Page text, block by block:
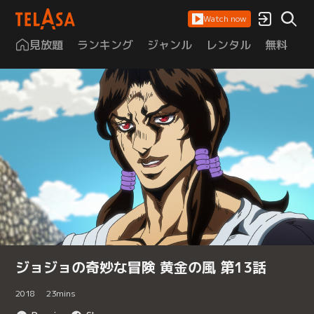
Watch now
見放題 ランキング ジャンル レンタル 無料
ジョジョの奇妙な冒険 黄金の風 第13話
2018 23mins